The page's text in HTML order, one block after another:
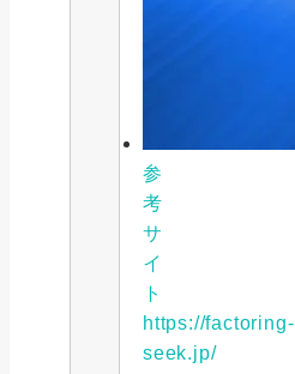
参
考
サ
イ
ト
https://factoring-
seek.jp/